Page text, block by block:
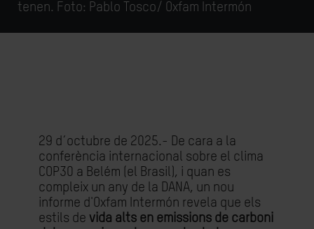
tenen. Foto: Pablo Tosco/ Oxfam Intermón
29 d´octubre de 2025.- De cara a la
conferència internacional sobre el clima
COP30 a Belém (el Brasil), i quan es
compleix un any de la DANA, un nou
informe d'Oxfam Intermón revela que els
estils de vida alts en emissions de carboni